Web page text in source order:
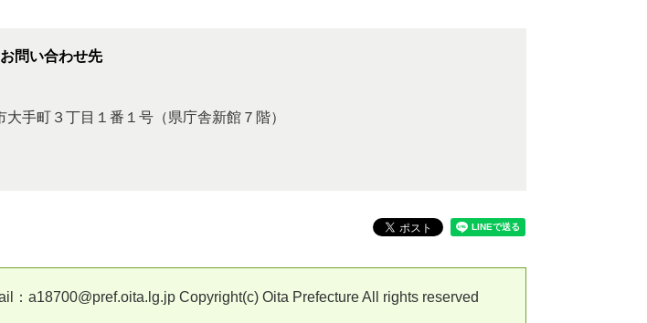
問い合わせ先
大手町３丁目１番１号（県庁舎新館７階）
a18700@pref.oita.lg.jp Copyright(c) Oita Prefecture All rights reserved